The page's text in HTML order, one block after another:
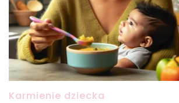
Karmienie dziecka